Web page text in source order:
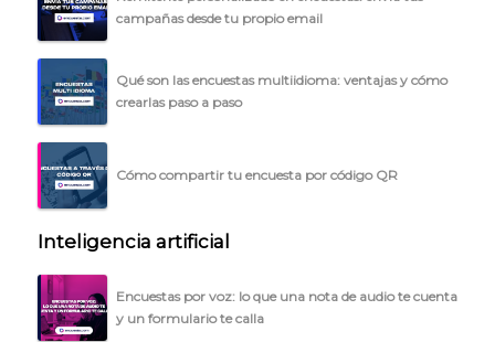
campañas desde tu propio email
Qué son las encuestas multiidioma: ventajas y cómo
crearlas paso a paso
Cómo compartir tu encuesta por código QR
Inteligencia artificial
Encuestas por voz: lo que una nota de audio te cuenta
y un formulario te calla